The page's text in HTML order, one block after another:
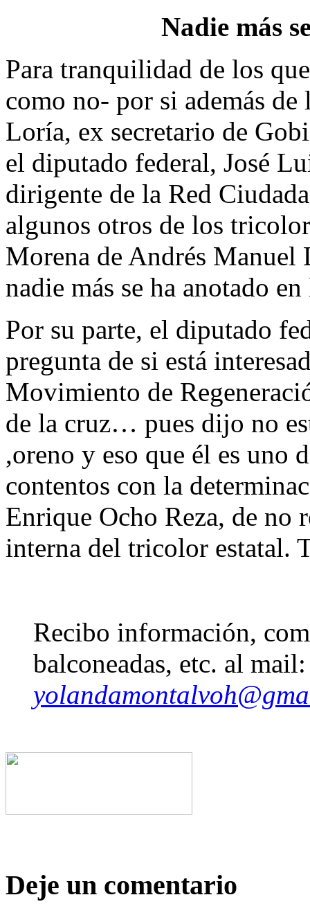
Nadie más
Para tranquilidad de los
como no- por si además
Loría, ex secretario de
el diputado federal, José
dirigente de la Red
algunos otros de los
Morena de Andrés Manuel
nadie más se ha anotado
Por su parte, el diputado
pregunta de si está
Movimiento de
de la cruz… pues dijo no
,oreno y eso que él es uno
contentos con la
Enrique Ocho Reza, de no
interna del tricolor estatal.
Recibo información,
balconeadas, etc. al mail:
Deje un comentario